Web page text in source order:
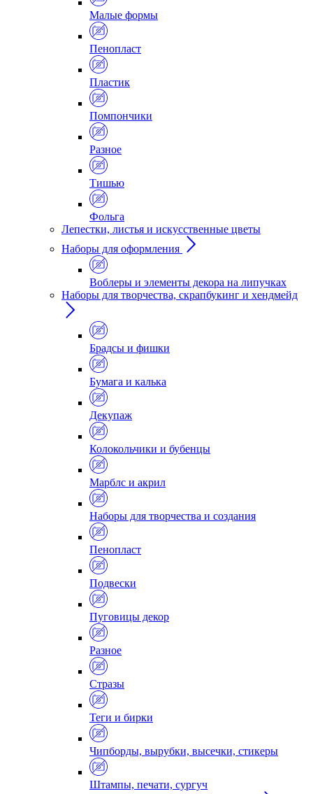
Малые формы
Пенопласт
Пластик
Помпончики
Разное
Тишью
Фольга
Лепестки, листья и искусственные цветы
Наборы для оформления
Воблеры и элементы декора на липучках
Наборы для творчества, скрапбукинг и хендмейд
Брадсы и фишки
Бумага и калька
Декупаж
Колокольчики и бубенцы
Марблс и акрил
Наборы для творчества и создания
Пенопласт
Подвески
Пуговицы декор
Разное
Стразы
Теги и бирки
Чипборды, вырубки, высечки, стикеры
Штампы, печати, сургуч